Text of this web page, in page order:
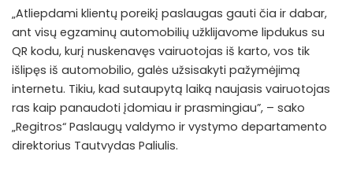
„Atliepdami klientų poreikį paslaugas gauti čia ir dabar,
ant visų egzaminų automobilių užklijavome lipdukus su
QR kodu, kurį nuskenavęs vairuotojas iš karto, vos tik
išlipęs iš automobilio, galės užsisakyti pažymėjimą
internetu. Tikiu, kad sutaupytą laiką naujasis vairuotojas
ras kaip panaudoti įdomiau ir prasmingiau”, – sako
„Regitros“ Paslaugų valdymo ir vystymo departamento
direktorius Tautvydas Paliulis.